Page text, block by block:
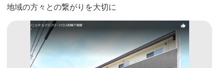
探す
施設選びのポイント 施設をお探しの方へ
老人ホームの種類 よくあるご質問
地域の方々との繋がりを大切に